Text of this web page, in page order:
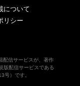
について
リシー
配信サービスが、著作
版配信サービスである
号）です。